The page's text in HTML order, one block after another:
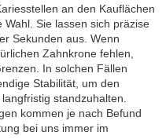
an den Kauflächen
Sie lassen sich präzise
Sekunden aus. Wenn
Zahnkrone fehlen,
In solchen Fällen
Stabilität, um den
standzuhalten.
kommen je nach Befund
bei uns immer im